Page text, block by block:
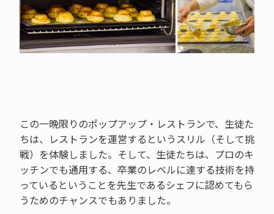
この一晩限りのポップアップ・レストランで、生徒た
ちは、レストランを運営するというスリル（そして挑
戦）を体験しました。そして、生徒たちは、プロのキ
ッチンでも通用する、卒業のレベルに達する技術を持
っているということを先生であるシェフに認めてもら
うためのチャンスでもありました。